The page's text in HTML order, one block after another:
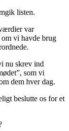
listen.
var
vi havde brug
nu skrev ind
som vi
dem hver dag.
beslutte os for et